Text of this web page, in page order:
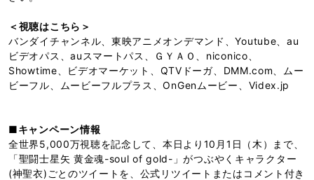
＜視聴はこちら＞
バンダイチャンネル、東映アニメオンデマンド、Youtube、au
ビデオパス、auスマートパス、ＧＹＡＯ、niconico、
Showtime、ビデオマーケット、QTVドーガ、DMM.com、ムー
ビーフル、ムービーフルプラス、OnGenムービー、Videx.jp
■キャンペーン情報
全世界5,000万視聴を記念して、本日より10月1日（木）まで、
「聖闘士星矢 黄金魂-soul of gold-」がつぶやくキャラクター
(神聖衣)ごとのツイートを、公式リツイートまたはコメント付き